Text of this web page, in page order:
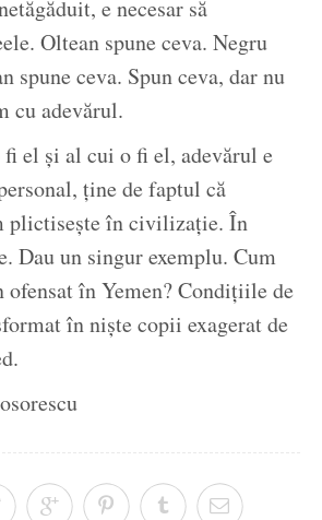
e necesar să
Oltean spune ceva. Negru
spune ceva. Spun ceva, dar nu
cu adevărul.
el și al cui o fi el, adevărul e
ține de faptul că
plictisește în civilizație. În
Dau un singur exemplu. Cum
ofensat în Yemen? Condițiile de
în niște copii exagerat de